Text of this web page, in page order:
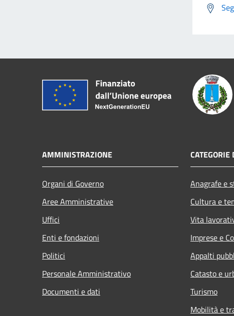
AMMINISTRAZIONE
Organi di Governo
Aree Amministrative
Uffici
Enti e fondazioni
Politici
Personale Amministrativo
Documenti e dati
Anagrafe e
Cultura e
Vita
Imprese e
Appalti
Catasto e
Turismo
Mobilità e